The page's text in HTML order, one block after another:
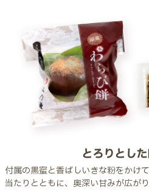
とろりとし
付属の黒蜜と香ばしいきな粉をかけ
当たりとともに、奥深い甘みが広がり